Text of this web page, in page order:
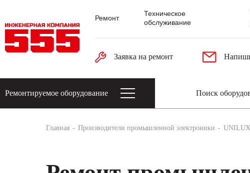
Ремонт
Техническое
обслуживание
Заявка на ремонт
Ремонтируемое оборудование
Главная Производители промышленной электроники UNILUX